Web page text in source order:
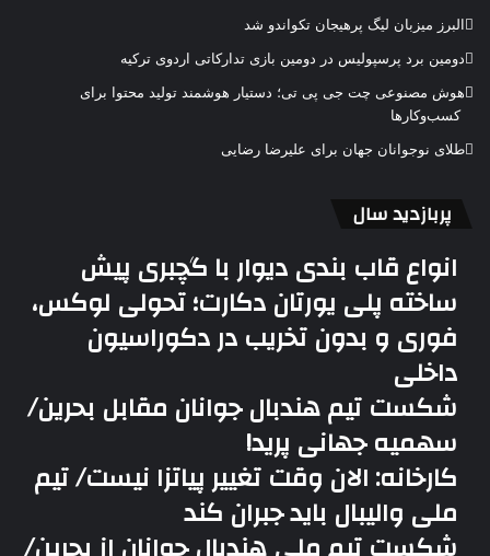
البرز میزبان لیگ پرهیجان تکواندو شد
دومین برد پرسپولیس در دومین بازی تدارکاتی اردوی ترکیه
هوش مصنوعی چت جی پی تی؛ دستیار هوشمند تولید محتوا برای
کسب‌وکارها
طلای نوجوانان جهان برای علیرضا رضایی
پربازدید سال
انواع قاب بندی دیوار با گچبری پیش
ساخته پلی یورتان دکارت؛ تحولی لوکس،
فوری و بدون تخریب در دکوراسیون
داخلی
شکست تیم هندبال جوانان مقابل بحرین/
سهمیه جهانی پرید!
کارخانه: الان وقت تغییر پیاتزا نیست/ تیم
ملی والیبال باید جبران کند